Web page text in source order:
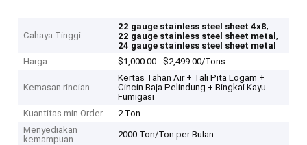
Cahaya Tinggi
22 gauge stainless steel sheet 4x8,
22 gauge stainless steel sheet metal,
24 gauge stainless steel sheet metal
Harga
$1,000.00 - $2,499.00/Tons
Kemasan rincian
Kertas Tahan Air + Tali Pita Logam +
Cincin Baja Pelindung + Bingkai Kayu
Fumigasi
Kuantitas min Order
2 Ton
Menyediakan
kemampuan
2000 Ton/Ton per Bulan